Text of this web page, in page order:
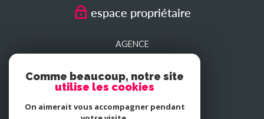
espace propriétaire
AGENCE
CHARLEVILLE-MEZIERES
Comme beaucoup, notre site
utilise les cookies
On aimerait vous accompagner pendant